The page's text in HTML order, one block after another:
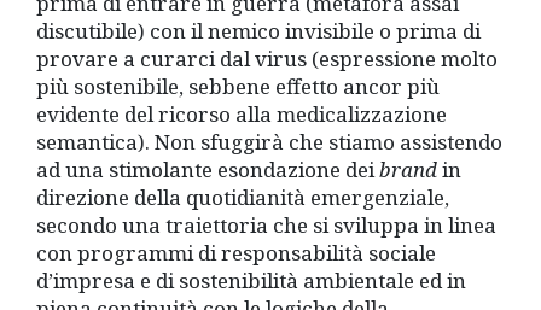
discutibile) con il nemico invisibile o prima di
provare a curarci dal virus (espressione molto
più sostenibile, sebbene effetto ancor più
evidente del ricorso alla medicalizzazione
semantica). Non sfuggirà che stiamo assistendo
ad una stimolante esondazione deibrandin
direzione della quotidianità emergenziale,
secondo una traiettoria che si sviluppa in linea
con programmi di responsabilità sociale
d’impresa e di sostenibilità ambientale ed in